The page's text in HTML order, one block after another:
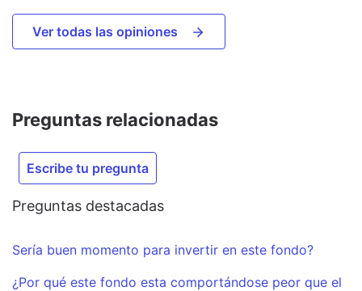
Ver todas las opiniones
Preguntas relacionadas
Escribe tu pregunta
Preguntas destacadas
Sería buen momento para invertir en este fondo?
¿Por qué este fondo esta comportándose peor que el